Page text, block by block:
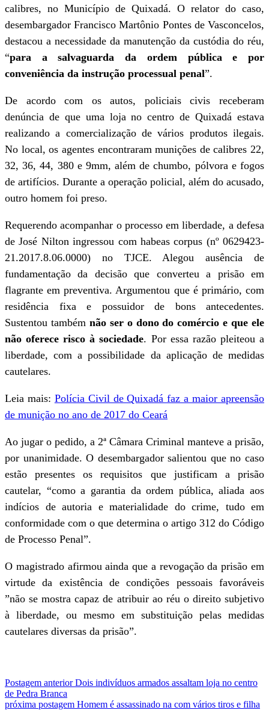
calibres, no Município de Quixadá. O relator do caso,
desembargador Francisco Martônio Pontes de Vasconcelos,
destacou a necessidade da manutenção da custódia do réu,
“para a salvaguarda da ordem pública e por
conveniência da instrução processual penal”.
De acordo com os autos, policiais civis receberam
denúncia de que uma loja no centro de Quixadá estava
realizando a comercialização de vários produtos ilegais.
No local, os agentes encontraram munições de calibres 22,
32, 36, 44, 380 e 9mm, além de chumbo, pólvora e fogos
de artifícios. Durante a operação policial, além do acusado,
outro homem foi preso.
Requerendo acompanhar o processo em liberdade, a defesa
de José Nilton ingressou com habeas corpus (nº 0629423-
21.2017.8.06.0000) no TJCE. Alegou ausência de
fundamentação da decisão que converteu a prisão em
flagrante em preventiva. Argumentou que é primário, com
residência fixa e possuidor de bons antecedentes.
Sustentou também não ser o dono do comércio e que ele
não oferece risco à sociedade. Por essa razão pleiteou a
liberdade, com a possibilidade da aplicação de medidas
cautelares.
Leia mais: Polícia Civil de Quixadá faz a maior apreensão
de munição no ano de 2017 do Ceará
Ao jugar o pedido, a 2ª Câmara Criminal manteve a prisão,
por unanimidade. O desembargador salientou que no caso
estão presentes os requisitos que justificam a prisão
cautelar, “como a garantia da ordem pública, aliada aos
indícios de autoria e materialidade do crime, tudo em
conformidade com o que determina o artigo 312 do Código
de Processo Penal”.
O magistrado afirmou ainda que a revogação da prisão em
virtude da existência de condições pessoais favoráveis
”não se mostra capaz de atribuir ao réu o direito subjetivo
à liberdade, ou mesmo em substituição pelas medidas
cautelares diversas da prisão”.
Postagem anterior Dois indivíduos armados assaltam loja no centro
de Pedra Branca
próxima postagem Homem é assassinado na com vários tiros e filha